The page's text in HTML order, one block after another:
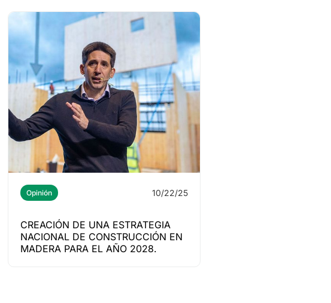
Opinión 10/22/25
CREACIÓN DE UNA ESTRATEGIA
NACIONAL DE CONSTRUCCIÓN EN
MADERA PARA EL AÑO 2028.